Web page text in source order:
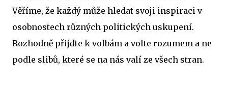
Věříme, že každý může hledat svoji inspiraci v
osobnostech různých politických uskupení.
Rozhodně přijďte k volbám a volte rozumem a ne
podle slibů, které se na nás valí ze všech stran.